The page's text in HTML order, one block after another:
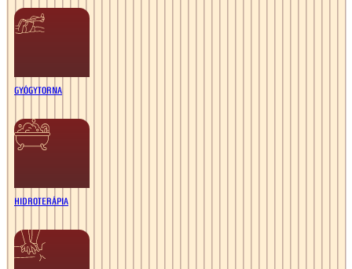
GYÓGYTORNA
HIDROTERÁPIA